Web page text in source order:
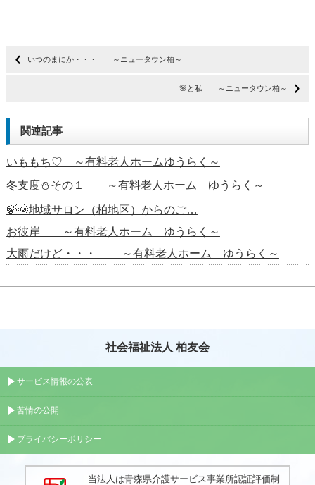
いつのまにか・・・ ～ニュータウン柏～
🌸と私 ～ニュータウン柏～
関連記事
いももち♡ ～有料老人ホームゆうらく～
冬支度⛄その１ ～有料老人ホーム ゆうらく～
🍃🌞地域サロン（柏地区）からのご…
お彼岸 ～有料老人ホーム ゆうらく～
大雨だけど・・・ ～有料老人ホーム ゆうらく～
社会福祉法人 柏友会
サービス情報の公表
苦情の公開
プライバシーポリシー
当法人は青森県介護サービス事業所認証評価制